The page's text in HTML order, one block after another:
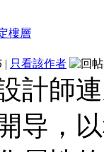
| 只看該作者
計師
导，